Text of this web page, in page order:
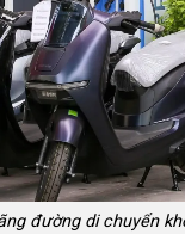
đường di chuyển